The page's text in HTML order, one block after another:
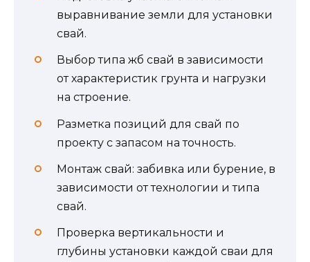
выравнивание земли для установки
свай.
Выбор типа жб свай в зависимости
от характеристик грунта и нагрузки
на строение.
Разметка позиций для свай по
проекту с запасом на точность.
Монтаж свай: забивка или бурение, в
зависимости от технологии и типа
свай.
Проверка вертикальности и
глубины установки каждой сваи для